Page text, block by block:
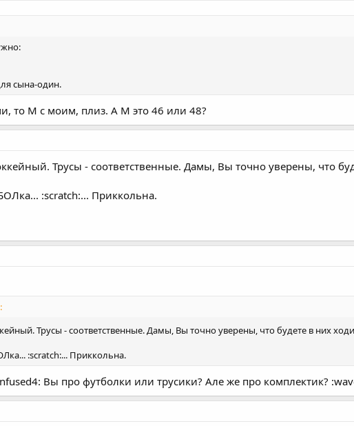
сына-один.
то М с моим, плиз. А М это 46 или 48?
Трусы - соответственные. Дамы, Вы точно уверены, что
:scratch:... Приккольна.
Трусы - соответственные. Дамы, Вы точно уверены, что будете в них
:scratch:... Приккольна.
Вы про футболки или трусики? Але же про комплектик?